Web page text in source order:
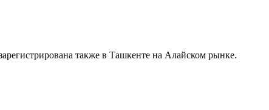
также в Ташкенте на Алайском рынке.